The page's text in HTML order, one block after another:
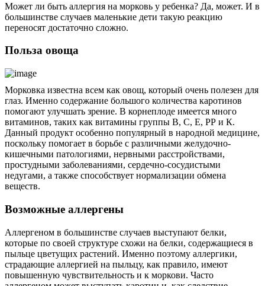
Может ли быть аллергия на морковь у ребенка? Да, может. И в
большинстве случаев маленькие дети такую реакцию
переносят достаточно сложно.
Польза овоща
Морковка известна всем как овощ, который очень полезен для
глаз. Именно содержание большого количества каротинов
помогают улучшать зрение. В корнеплоде имеется много
витаминов, таких как витамины группы В, С, Е, РР и К.
Данный продукт особенно популярный в народной медицине,
поскольку помогает в борьбе с различными желудочно-
кишечными патологиями, нервными расстройствами,
простудными заболеваниями, сердечно-сосудистыми
недугами, а также способствует нормализации обмена
веществ.
Возможные аллергены
Аллергеном в большинстве случаев выступают белки,
которые по своей структуре схожи на белки, содержащиеся в
пыльце цветущих растений. Именно поэтому аллергики,
страдающие аллергией на пыльцу, как правило, имеют
повышенную чувствительность и к моркови. Часто